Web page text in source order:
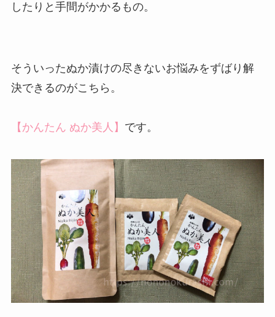
したりと手間がかかるもの。
そういったぬか漬けの尽きないお悩みをずばり解
決できるのがこちら。
【かんたん ぬか美人】 です。